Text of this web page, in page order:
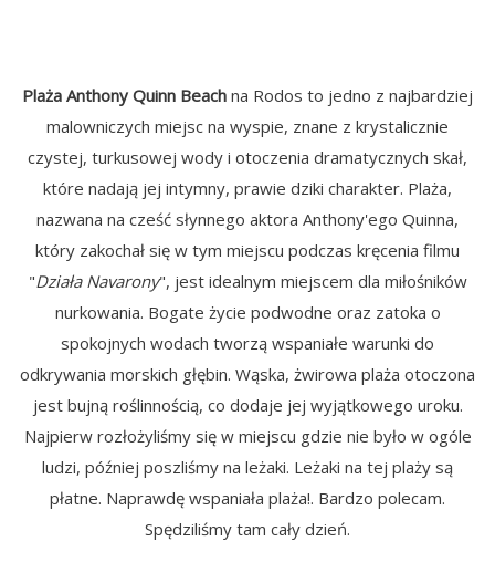
Plaża Anthony Quinn Beach na Rodos to jedno z najbardziej
malowniczych miejsc na wyspie, znane z krystalicznie
czystej, turkusowej wody i otoczenia dramatycznych skał,
które nadają jej intymny, prawie dziki charakter. Plaża,
nazwana na cześć słynnego aktora Anthony'ego Quinna,
który zakochał się w tym miejscu podczas kręcenia filmu
"Działa Navarony", jest idealnym miejscem dla miłośników
nurkowania. Bogate życie podwodne oraz zatoka o
spokojnych wodach tworzą wspaniałe warunki do
odkrywania morskich głębin. Wąska, żwirowa plaża otoczona
jest bujną roślinnością, co dodaje jej wyjątkowego uroku.
Najpierw rozłożyliśmy się w miejscu gdzie nie było w ogóle
ludzi, później poszliśmy na leżaki. Leżaki na tej plaży są
płatne. Naprawdę wspaniała plaża!. Bardzo polecam.
Spędziliśmy tam cały dzień.